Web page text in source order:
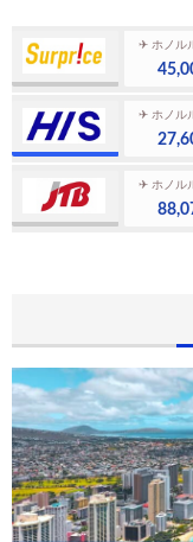
✈ ホノル
✈ ホノル
✈ ホノル